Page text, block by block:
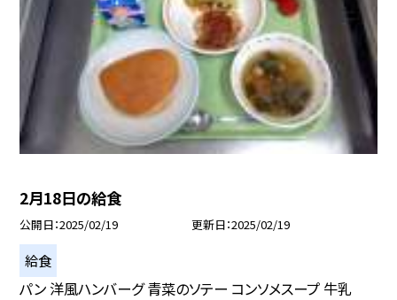
2月18日の給食
公開日 2025/02/19 更新日 2025/02/19
給食
パン 洋風ハンバーグ 青菜のソテー コンソメスープ 牛乳